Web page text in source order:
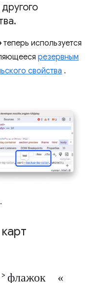
.
теперь используется
резервным
свойства .
.
> флажок «